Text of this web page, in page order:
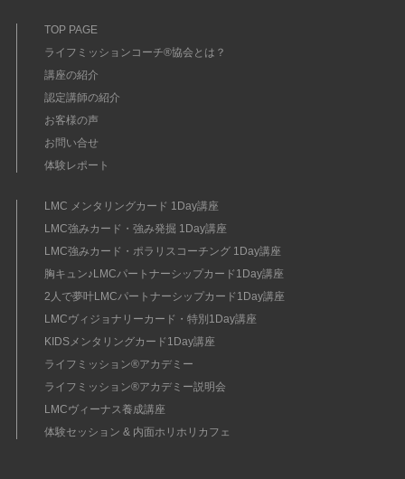
TOP PAGE
ライフミッションコーチ®協会とは？
講座の紹介
認定講師の紹介
お客様の声
お問い合せ
体験レポート
LMC メンタリングカード 1Day講座
LMC強みカード・強み発掘 1Day講座
LMC強みカード・ポラリスコーチング 1Day講座
胸キュン♪LMCパートナーシップカード1Day講座
2人で夢叶LMCパートナーシップカード1Day講座
LMCヴィジョナリーカード・特別1Day講座
KIDSメンタリングカード1Day講座
ライフミッション®︎アカデミー
ライフミッション®︎アカデミー説明会
LMCヴィーナス養成講座
体験セッション & 内面ホリホリカフェ